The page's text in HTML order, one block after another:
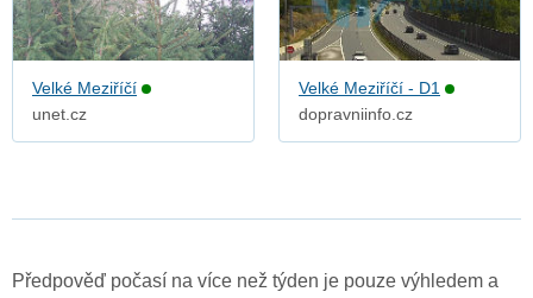
Velké Meziříčí
unet.cz
Velké Meziříčí - D1
dopravniinfo.cz
Předpověď počasí na více než týden je pouze výhledem a